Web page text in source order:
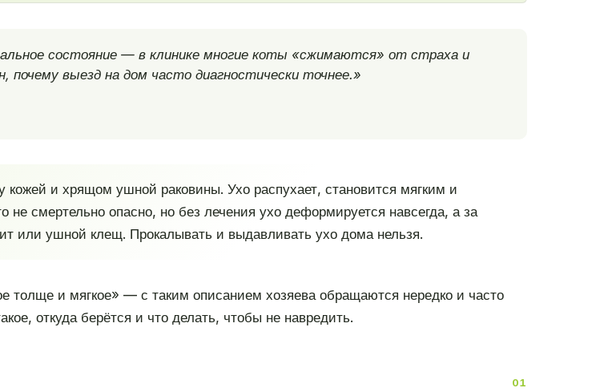
состояние — в клинике многие коты «сжимаются» от страха и
выезд на дом часто диагностически точнее.»
и хрящом ушной раковины. Ухо распухает, становится мягким и
смертельно опасно, но без лечения ухо деформируется навсегда, а за
или ушной клещ. Прокалывать и выдавливать ухо дома нельзя.
толще и мягкое» — с таким описанием хозяева обращаются нередко и часто
откуда берётся и что делать, чтобы не навредить.